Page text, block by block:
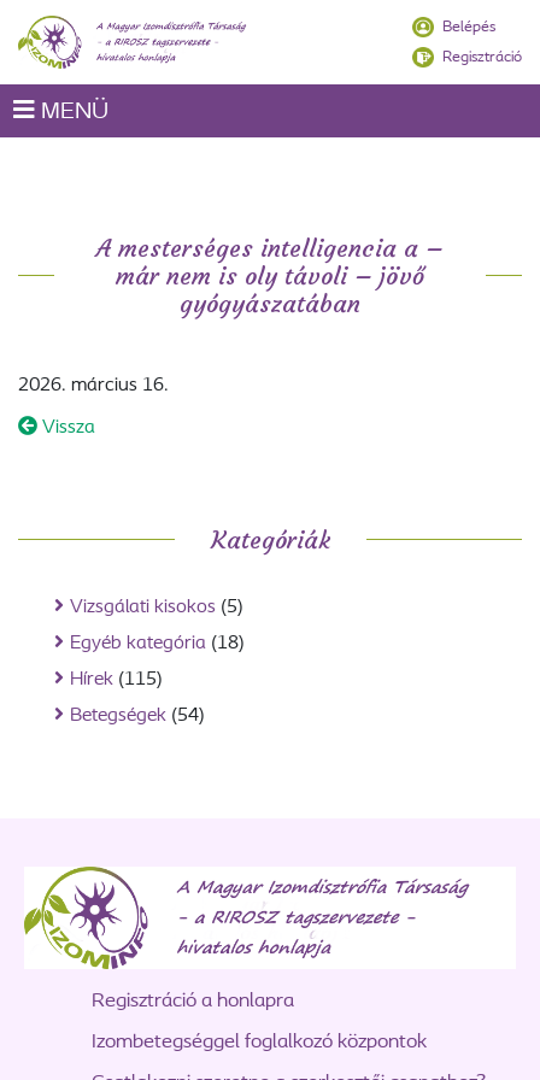
Belépés
Regisztráció
MENÜ
Kategóriák
Vizsgálati kisokos (5)
Egyéb kategória (18)
Hírek (115)
Betegségek (54)
A mesterséges intelligencia a –
már nem is oly távoli – jövő
gyógyászatában
2026. március 16.
Vissza
Regisztráció a honlapra
Izombetegséggel foglalkozó központok